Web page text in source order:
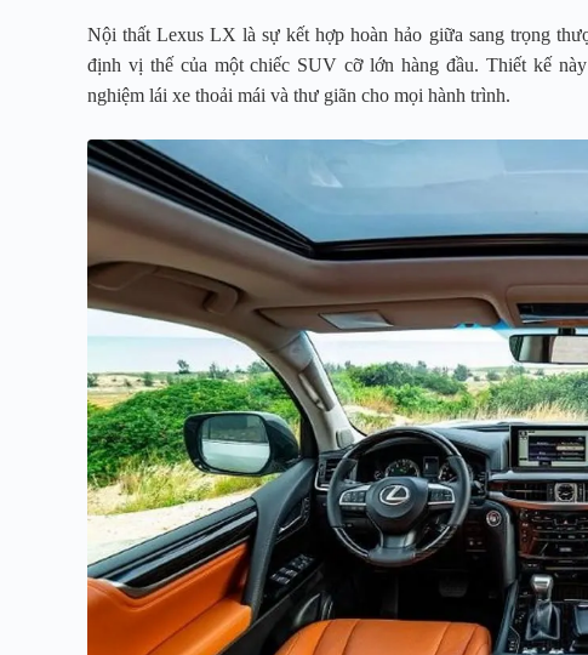
Nội thất Lexus LX là sự kết hợp hoàn hảo giữa sang trọng
định vị thế của một chiếc SUV cỡ lớn hàng đầu. Thiết kế
nghiệm lái xe thoải mái và thư giãn cho mọi hành trình.